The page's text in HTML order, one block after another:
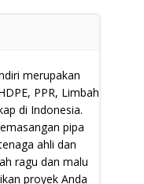
merupakan
PPR, Limbah
di Indonesia.
pipa
ahli dan
ragu dan malu
proyek Anda